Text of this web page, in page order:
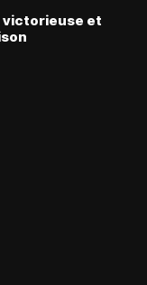
victorieuse et